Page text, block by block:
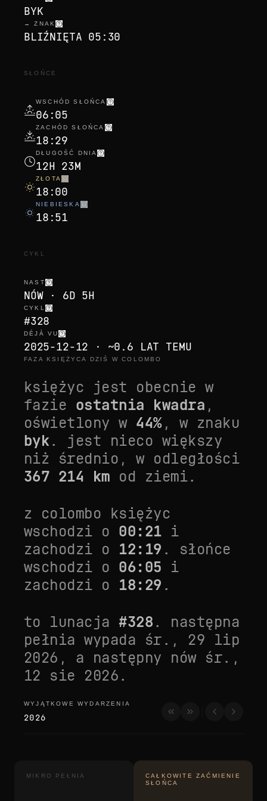
BYK
→ ZNAK
BLIŹNIĘTA 05:30
SŁOŃCE
WSCHÓD SŁOŃCA
06:05
ZACHÓD SŁOŃCA
18:29
DŁUGOŚĆ DNIA
12H 23M
ZŁOTA
18:00
NIEBIESKA
18:51
CYKL
NAST
NÓW · 6D 5H
CYKL
#328
DÉJÀ VU
2025-12-12 · ~0.6 LAT TEMU
FAZA KSIĘŻYCA DZIŚ W COLOMBO
księżyc jest obecnie w
fazie ostatnia kwadra ,
oświetlony w 44%, w znaku
byk. jest nieco większy
niż średnio , w odległości
367 214 km od ziemi.
z colombo księżyc
wschodzi o 00:21 i
zachodzi o 12:19 . słońce
wschodzi o 06:05 i
zachodzi o 18:29 .
to lunacja#328. następna
pełnia wypada śr., 29 lip
2026 , a następny nów śr.,
12 sie 2026.
wyjątkowe wydarzenia
WYJĄTKOWE WYDARZENIA
2026
MIKRO PEŁNIA
CAŁKOWITE ZAĆMIENIE
SŁOŃCA